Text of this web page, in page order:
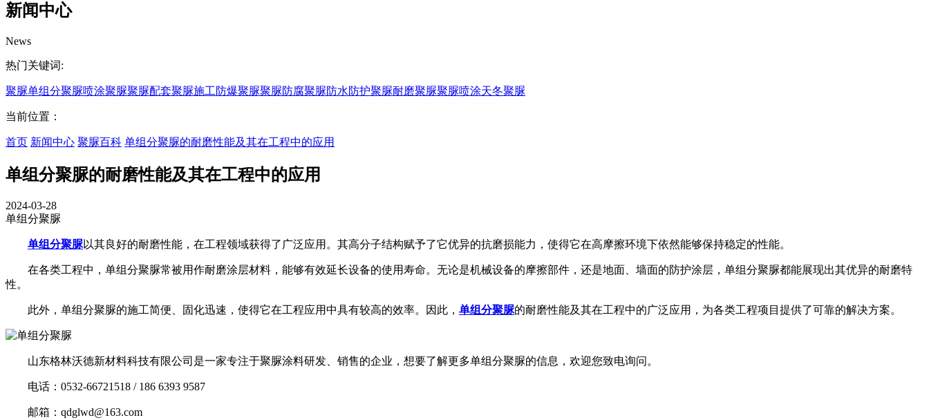
新闻中心
News
热门关键词:
聚脲单组分聚脲喷涂聚脲聚脲配套聚脲施工防爆聚脲聚脲防腐聚脲防水防护聚脲耐磨聚脲聚脲喷涂天冬聚脲
当前位置：
首页 新闻中心 聚脲百科 单组分聚脲的耐磨性能及其在工程中的应用
单组分聚脲的耐磨性能及其在工程中的应用
2024-03-28
单组分聚脲
单组分聚脲以其良好的耐磨性能，在工程领域获得了广泛应用。其高分子结构赋予了它优异的抗磨损能力，使得它在高摩擦环境下依然能够保持稳定的性能。
在各类工程中，单组分聚脲常被用作耐磨涂层材料，能够有效延长设备的使用寿命。无论是机械设备的摩擦部件，还是地面、墙面的防护涂层，单组分聚脲都能展现出其优异的耐磨特
性。
此外，单组分聚脲的施工简便、固化迅速，使得它在工程应用中具有较高的效率。因此， 单组分聚脲的耐磨性能及其在工程中的广泛应用，为各类工程项目提供了可靠的解决方案。
山东格林沃德新材料科技有限公司是一家专注于聚脲涂料研发、销售的企业，想要了解更多单组分聚脲的信息，欢迎您致电询问。
电话：0532-66721518 / 186 6393 9587
邮箱：qdglwd@163.com